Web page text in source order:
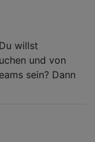
willst
und von
sein? Dann